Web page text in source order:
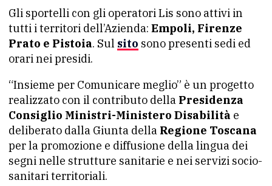
Gli sportelli con gli operatori Lis sono attivi in
tutti i territori dell’Azienda: Empoli, Firenze
Prato e Pistoia. Sul sito sono presenti sedi ed
orari nei presidi.
“Insieme per Comunicare meglio” è un progetto
realizzato con il contributo della Presidenza
Consiglio Ministri-Ministero Disabilità e
deliberato dalla Giunta della Regione Toscana
per la promozione e diffusione della lingua dei
segni nelle strutture sanitarie e nei servizi socio-
sanitari territoriali.